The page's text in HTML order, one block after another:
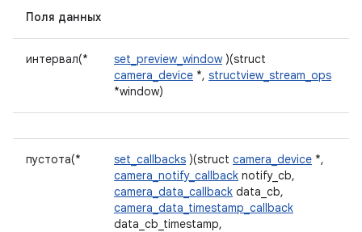
Поля данных
интервал(* set_preview_window )(struct
camera_device *, structview_stream_ops
*window)
пустота(* set_callbacks )(struct camera_device *,
camera_notify_callback notify_cb,
camera_data_callback data_cb,
camera_data_timestamp_callback
data_cb_timestamp,